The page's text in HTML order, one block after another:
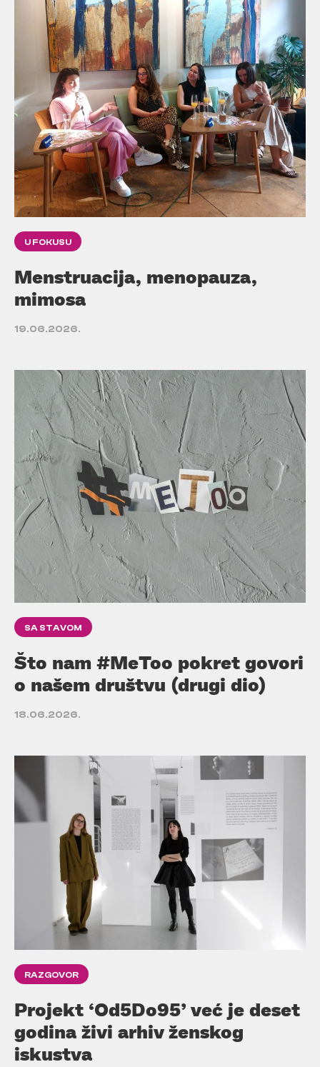
U FOKUSU
Menstruacija, menopauza,
mimosa
19.06.2026.
SA STAVOM
Što nam #MeToo pokret govori
o našem društvu (drugi dio)
18.06.2026.
RAZGOVOR
Projekt ‘Od5Do95’ već je deset
godina živi arhiv ženskog
iskustva